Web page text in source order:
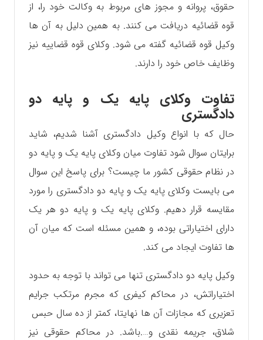
حقوق، پروانه و مجوز های مربوط به وکالت خود را، از
قوه قضائیه دریافت می کنند. به همین دلیل به آن ها
وکیل قوه قضائیه گفته می شود. وکلای قوه قضاییه نیز
وظایف خاص خود را دارند.
تفاوت وکلای پایه یک و پایه دو
دادگستری
حال که با انواع وکیل دادگستری آشنا شدیم، شاید
برایتان سوال شود تفاوت ‌میان وکلای پایه یک و پایه دو
در نظام حقوقی کشور ما چیست؟ برای پاسخ این سوال
می بايست وکلای پایه یک و پایه دو دادگستری را مورد
مقایسه قرار دهیم. وکلای پایه یک و پایه دو هر یک
دارای اختیاراتی بوده، و همین مسئله است که میان آن
ها تفاوت ایجاد می کند.
وکیل پایه دو دادگستری تنها می تواند با توجه به حدود
اختیاراتش، در محاکم کیفری که مجرم مرتکب جرایم
تعزیری که مجازات آن ها نهایتا، کمتر از ده سال حبس
شلاق، جريمه نقدی و‌….باشد. در محاکم حقوقی نیز